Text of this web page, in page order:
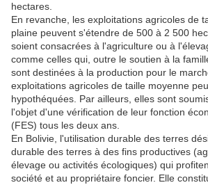
hectares.
En revanche, les exploitations agricoles de
plaine peuvent s'étendre de 500 à 2 500
soient consacrées à l'agriculture ou à
comme celles qui, outre le soutien à la
sont destinées à la production pour le
exploitations agricoles de taille moyenne
hypothéquées. Par ailleurs, elles sont
l'objet d'une vérification de leur fonction
(FES) tous les deux ans.
En Bolivie, l'utilisation durable des terres
durable des terres à des fins productives
élevage ou activités écologiques) qui
société et au propriétaire foncier. Elle